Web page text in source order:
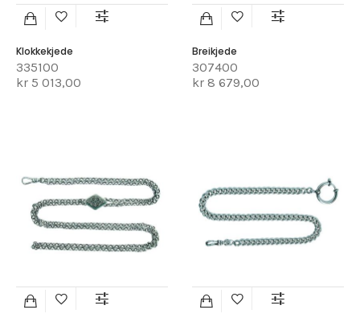
Klokkekjede
335100
kr 5 013,00
Breikjede
307400
kr 8 679,00